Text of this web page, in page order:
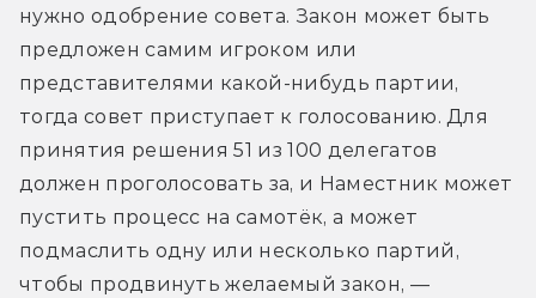
нужно одобрение совета. Закон может быть
предложен самим игроком или
представителями какой-нибудь партии,
тогда совет приступает к голосованию. Для
принятия решения 51 из 100 делегатов
должен проголосовать за, и Наместник может
пустить процесс на самотёк, а может
подмаслить одну или несколько партий,
чтобы продвинуть желаемый закон, —